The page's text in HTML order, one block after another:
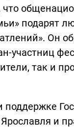
подарят
Он
участниц
так и
и